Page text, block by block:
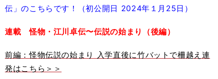
伝」のこちらです！（初公開日 2024年１月25日）
連載 怪物・江川卓伝〜伝説の始まり（後編）
前編：怪物伝説の始まり 入学直後に竹バットで柵越え連
発はこちら＞＞